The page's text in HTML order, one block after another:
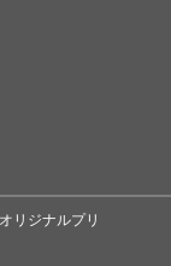
リジナルプリ